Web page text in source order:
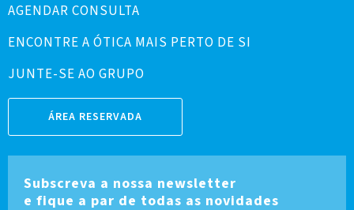
AGENDAR CONSULTA
ENCONTRE A ÓTICA MAIS PERTO DE SI
JUNTE-SE AO GRUPO
ÁREA RESERVADA
Subscreva a nossa newsletter
e fique a par de todas as novidades